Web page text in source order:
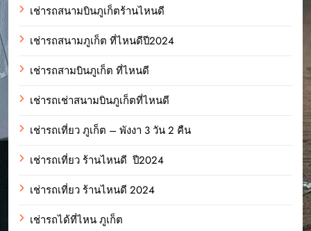
เช่ารถสนามบินภูเก็ตร้านไหนดี
เช่ารถสนามภูเก็ต ที่ไหนดีปี2024
เช่ารถสามบินภูเก็ต ที่ไหนดี
เช่ารถเช่าสนามบินภูเก็ตที่ไหนดี
เช่ารถเที่ยว ภูเก็ต – พังงา 3 วัน 2 คืน
เช่ารถเที่ยว ร้านไหนดี ปี2024
เช่ารถเที่ยว ร้านไหนดี 2024
เช่ารถได้ที่ไหน ภูเก็ต